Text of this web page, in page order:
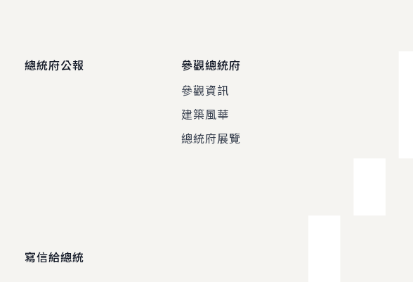
總統府公報
參觀總統府
參觀資訊
建築風華
總統府展覽
寫信給總統